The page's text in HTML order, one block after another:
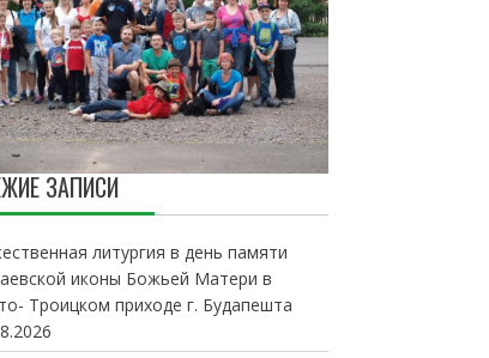
ЗАПИСИ
литургия в день памяти
иконы Божьей Матери в
Троицком приходе г. Будапешта